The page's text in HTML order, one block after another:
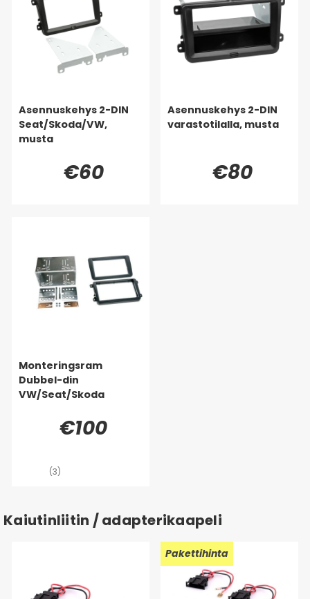
Asennuskehys 2-DIN
Seat/Skoda/VW,
musta
€60
Asennuskehys 2-DIN
varastotilalla, musta
€80
Monteringsram
Dubbel-din
VW/Seat/Skoda
€100
(3)
Kaiutinliitin / adapterikaapeli
Pakettihinta